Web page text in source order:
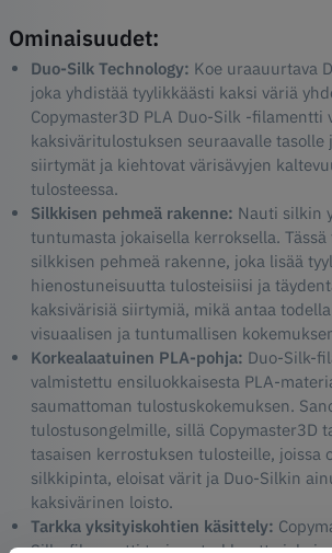
Ominaisuudet:
Duo-Silk Technology: Koe uraauurtava
joka yhdistää tyylikkäästi kaksi väriä
Copymaster3D PLA Duo-Silk -filamentti
kaksiväritulostuksen seuraavalle tasolle
siirtymät ja kiehtovat värisävyjen
tulosteessa.
Silkkisen pehmeä rakenne: Nauti silkin
tuntumasta jokaisella kerroksella. Tässä
silkkisen pehmeä rakenne, joka lisää
hienostuneisuutta tulosteisiisi ja
kaksivärisiä siirtymiä, mikä antaa
visuaalisen ja tuntumallisen
Korkealaatuinen PLA-pohja: Duo-Silk-
valmistettu ensiluokkaisesta PLA-
saumattoman tulostuskokemuksen.
tulostusongelmille, sillä Copymaster3D
tasaisen kerrostuksen tulosteille, joissa
silkkipinta, eloisat värit ja Duo-Silkin
kaksivärinen loisto.
Tarkka yksityiskohtien käsittely: